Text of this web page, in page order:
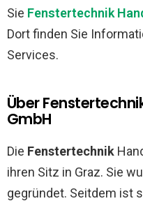
Sie Fenstertechnik
Dort finden Sie
Services.
Über
GmbH
Die Fenstertechnik
ihren Sitz in Graz. Sie
gegründet. Seitdem ist